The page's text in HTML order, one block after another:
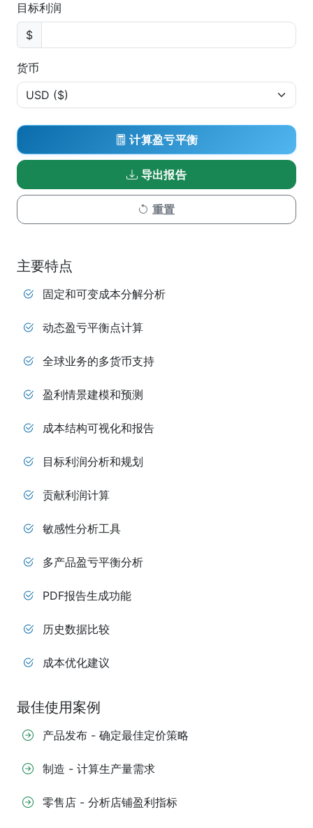
目标利润
$
货币
计算盈亏平衡
导出报告
重置
主要特点
固定和可变成本分解分析
动态盈亏平衡点计算
全球业务的多货币支持
盈利情景建模和预测
成本结构可视化和报告
目标利润分析和规划
贡献利润计算
敏感性分析工具
多产品盈亏平衡分析
PDF报告生成功能
历史数据比较
成本优化建议
最佳使用案例
产品发布 - 确定最佳定价策略
制造 - 计算生产量需求
零售店 - 分析店铺盈利指标